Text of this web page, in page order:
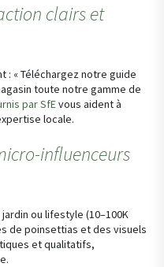
clairs et
: « Téléchargez notre guide
toute notre gamme de
par SfE vous aident à
locale.
influenceurs
ou lifestyle (10–100K
de poinsettias et des visuels
et qualitatifs,